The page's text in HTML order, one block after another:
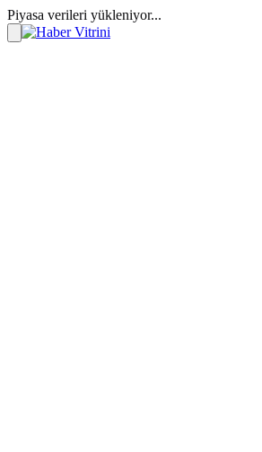
Piyasa verileri yükleniyor...